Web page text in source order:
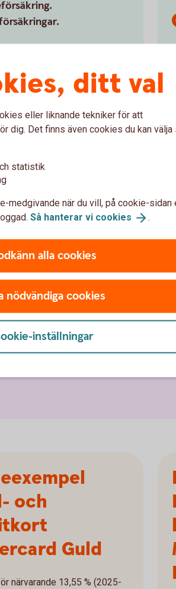
som gäller både
rabatter!
och
Guld
närvarande 13,55 % (2025-
ditt val
eller liknande tekniker för att
dig. Det finns även cookies du kan välja
statistik
medgivande när du vill, på cookie-sidan
Så hanterar vi cookies .
alla cookies
nödvändiga cookies
inställningar